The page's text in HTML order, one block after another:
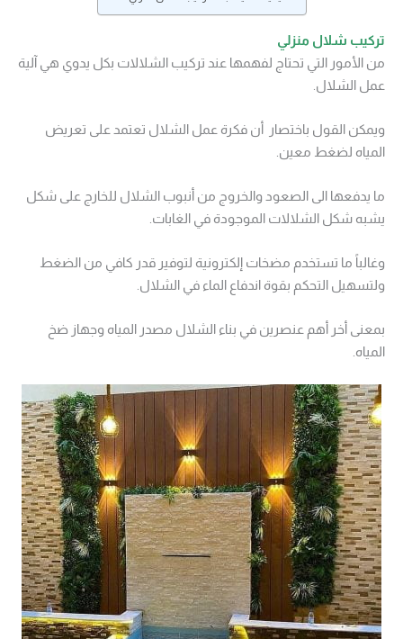
تركيب شلال منزلي
من الأمور التي تحتاج لفهمها عند تركيب الشلالات بكل يدوي هي آلية
عمل الشلال.
ويمكن القول باختصار أن فكرة عمل الشلال تعتمد على تعريض
المياه لضغط معين.
ما يدفعها الى الصعود والخروج من أنبوب الشلال للخارج على شكل
يشبه شكل الشلالات الموجودة في الغابات.
وغالباً ما تستخدم مضخات إلكترونية لتوفير قدر كافي من الضغط
ولتسهيل التحكم بقوة اندفاع الماء في الشلال.
بمعنى أخر أهم عنصرين في بناء الشلال مصدر المياه وجهاز ضخ
المياه.